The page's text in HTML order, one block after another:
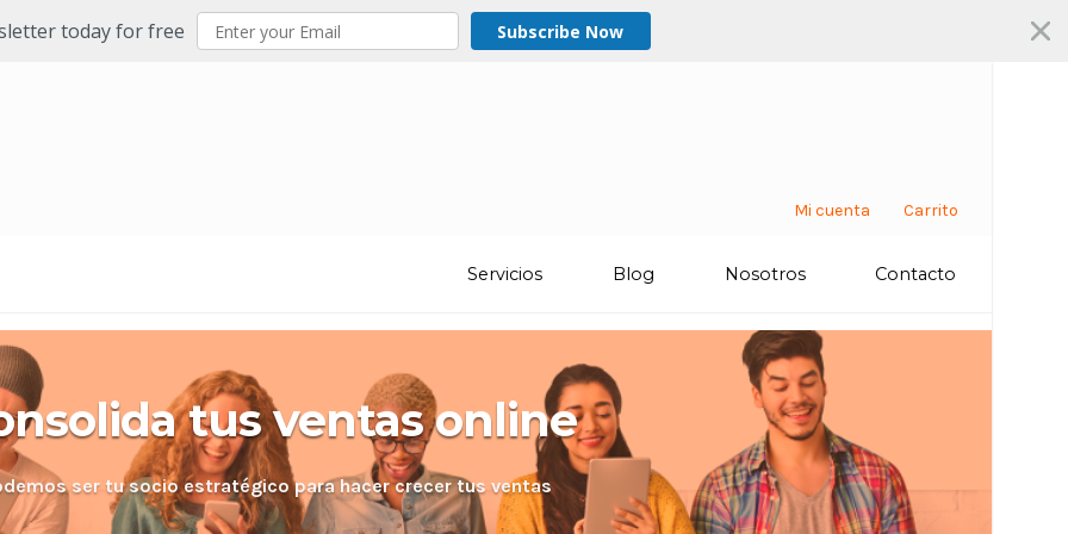
today for free
Subscribe Now
Mi cuenta Carrito
Contacto
Nosotros
Blog
Servicios
tus ventas online
ser tu socio estratégico para hacer crecer tus ventas